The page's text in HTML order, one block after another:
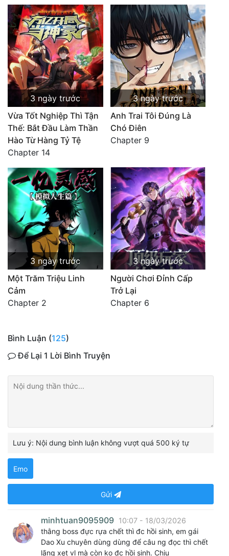
3 ngày trước
Vừa Tốt Nghiệp Thì Tận
Thế: Bắt Đầu Làm Thần
Hào Từ Hàng Tỷ Tệ
Chapter 14
3 ngày trước
Anh Trai Tôi Đúng Là
Chó Điên
Chapter 9
3 ngày trước
Một Trăm Triệu Linh
Cảm
Chapter 2
3 ngày trước
Người Chơi Đỉnh Cấp
Trở Lại
Chapter 6
Bình Luận (125)
Để Lại 1 Lời Bình Truyện
Lưu ý: Nội dung bình luận không vượt quá 500 ký tự
Emo
Gửi
minhtuan9095909 10:07 - 18/03/2026
thằng boss đực rựa chết thì đc hồi sinh, em gái
Dao Xu chuyên dùng dùng để câu ng đọc thì chết
lãng xẹt vl mà còn ko đc hồi sinh. Chịu